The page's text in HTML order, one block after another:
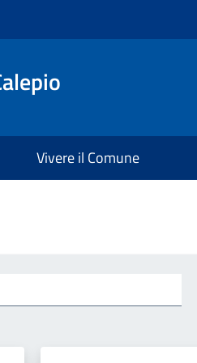
Vivere il Comune